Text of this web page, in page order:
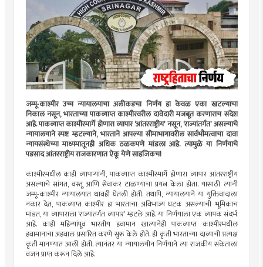
जम्मू-काश्मीर उच्च न्यायालयाचा अलीकडचा निर्णय हा केवळ एका खटल्याचा
निकाल नसून, भारताच्या पाकव्याप्त काश्मीरवरील दावेदारी मजबूत करणाराच संदेश
आहे. पाकव्याप्त काश्मीरमार्गे होणारा व्यापार ‌‘आंतरराष्ट्रीय‌’ नसून, ‌‘राज्यांतर्गत‌’ असल्याचे
न्यायालयाने स्पष्ट म्हटल्याने, भारताने आपल्या सीमाभागावरील सार्वभौमत्वाचा दावा
न्यायसंस्थेच्या माध्यमातूनही अधिक ठळकपणे मांडला आहे. त्यामुळे या निर्णयाचे
पडसाद आंतरराष्ट्रीय राजकारणात ऐकू येणे साहजिकच!
काश्मीरमधील काही व्यापाऱ्यांनी, पाकव्याप्त काश्मीरमार्गे होणारा व्यापार आंतरराष्ट्रीय
असल्याचे सांगत, वस्तू आणि सेवाकर टाळण्याचा प्रयत्न केला होता. यासाठी त्यांनी
जम्मू-काश्मीर न्यायालयात धावही घेतली होती. तथापि, न्यायालयाने या युक्तिवादाला
नकार देत, पाकव्याप्त काश्मीर हा भारताचा अविभाज्य घटक असल्याची भूमिकाच
मांडत, या व्यापाराला ‌‘राज्यांतर्गत व्यापार‌’ म्हटले आहे. या निर्णयाला एक व्यापक संदर्भ
आहे. काही महिन्यांपूव भारतीय हवामान खात्यानेही पाकव्याप्त काश्मीरमधील
हवामानाचा अहवाल प्रसारित करणे सुरू केले होते. ही कृती भारताच्या दाव्याची प्रत्यक्ष
कृती मानण्यात आली होती. त्यानंतर या न्यायालयीन निर्णयाने त्या राजकीय संकेताला
वजन प्राप्त करून दिले आहे.